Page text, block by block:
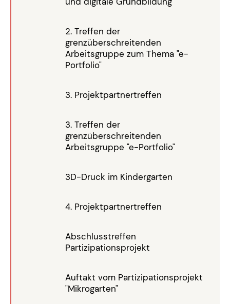
2. Treffen der
grenzüberschreitenden
Arbeitsgruppe zum Thema "e-
Portfolio"
3. Projektpartnertreffen
3. Treffen der
grenzüberschreitenden
Arbeitsgruppe "e-Portfolio"
3D-Druck im Kindergarten
4. Projektpartnertreffen
Abschlusstreffen
Partizipationsprojekt
Auftakt vom Partizipationsprojekt
"Mikrogarten"